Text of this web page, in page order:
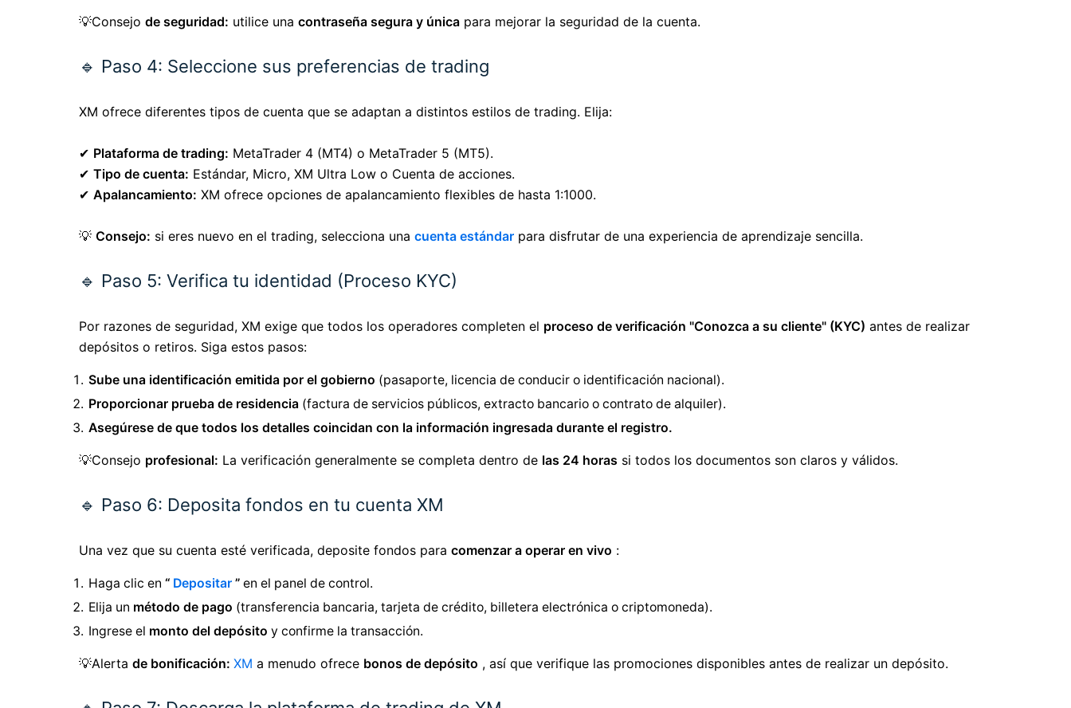
💡Consejo de seguridad: utilice una contraseña segura y única para mejorar la seguridad de la cuenta.
🔹 Paso 4: Seleccione sus preferencias de trading
XM ofrece diferentes tipos de cuenta que se adaptan a distintos estilos de trading. Elija:
✔ Plataforma de trading: MetaTrader 4 (MT4) o MetaTrader 5 (MT5).
✔ Tipo de cuenta: Estándar, Micro, XM Ultra Low o Cuenta de acciones.
✔ Apalancamiento: XM ofrece opciones de apalancamiento flexibles de hasta 1:1000.
💡 Consejo: si eres nuevo en el trading, selecciona una cuenta estándar para disfrutar de una experiencia de aprendizaje sencilla.
🔹 Paso 5: Verifica tu identidad (Proceso KYC)
Por razones de seguridad, XM exige que todos los operadores completen el proceso de verificación "Conozca a su cliente" (KYC) antes de realizar
depósitos o retiros. Siga estos pasos:
Sube una identificación emitida por el gobierno (pasaporte, licencia de conducir o identificación nacional).
Proporcionar prueba de residencia (factura de servicios públicos, extracto bancario o contrato de alquiler).
Asegúrese de que todos los detalles coincidan con la información ingresada durante el registro.
💡Consejo profesional: La verificación generalmente se completa dentro de las 24 horas si todos los documentos son claros y válidos.
🔹 Paso 6: Deposita fondos en tu cuenta XM
Una vez que su cuenta esté verificada, deposite fondos para comenzar a operar en vivo :
Haga clic en “ Depositar ” en el panel de control.
Elija un método de pago (transferencia bancaria, tarjeta de crédito, billetera electrónica o criptomoneda).
Ingrese el monto del depósito y confirme la transacción.
💡Alerta de bonificación: XM a menudo ofrece bonos de depósito , así que verifique las promociones disponibles antes de realizar un depósito.